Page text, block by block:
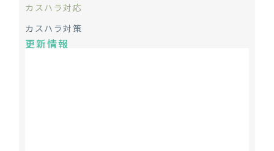
カスハラ対応
カスハラ対策
更新情報